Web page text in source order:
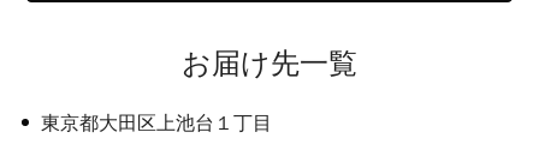
お届け先一覧
東京都大田区上池台１丁目